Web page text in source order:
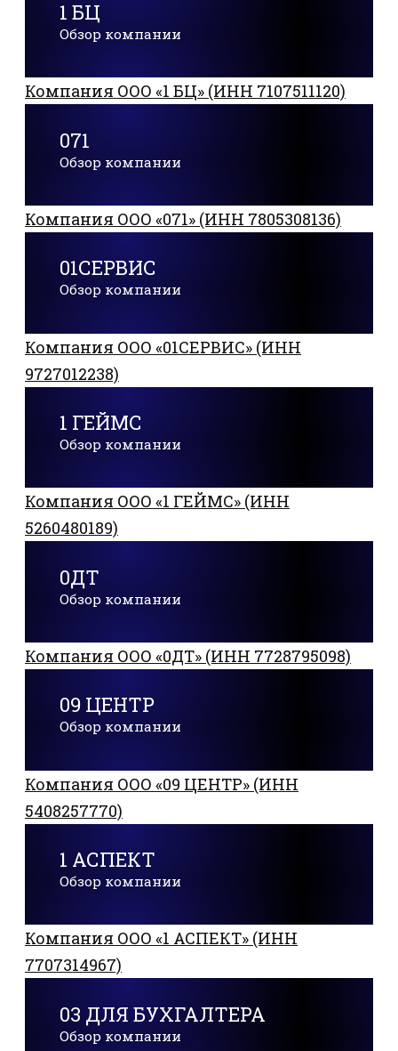
1 БЦ
Обзор компании
Компания ООО «1 БЦ» (ИНН 7107511120)
071
Обзор компании
Компания ООО «071» (ИНН 7805308136)
01СЕРВИС
Обзор компании
Компания ООО «01СЕРВИС» (ИНН
9727012238)
1 ГЕЙМС
Обзор компании
Компания ООО «1 ГЕЙМС» (ИНН
5260480189)
0ДТ
Обзор компании
Компания ООО «0ДТ» (ИНН 7728795098)
09 ЦЕНТР
Обзор компании
Компания ООО «09 ЦЕНТР» (ИНН
5408257770)
1 АСПЕКТ
Обзор компании
Компания ООО «1 АСПЕКТ» (ИНН
7707314967)
03 ДЛЯ БУХГАЛТЕРА
Обзор компании